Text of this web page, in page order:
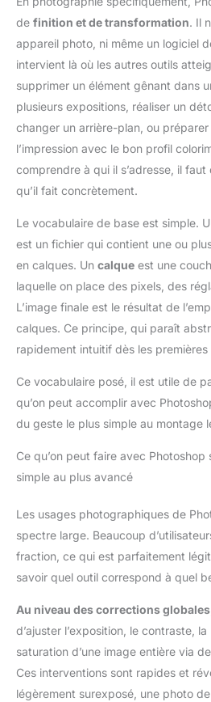
de finition et de transformation. Il
appareil photo, ni même un logiciel
intervient là où les autres outils
supprimer un élément gênant dans
plusieurs expositions, réaliser un
changer un arrière-plan, ou
l’impression avec le bon profil
comprendre à qui il s’adresse, il
qu’il fait concrètement.
Le vocabulaire de base est simple.
est un fichier qui contient une ou
en calques. Un calque est une
laquelle on place des pixels, des
L’image finale est le résultat de
calques. Ce principe, qui paraît
rapidement intuitif dès les premières
Ce vocabulaire posé, il est utile de
qu’on peut accomplir avec
du geste le plus simple au montage
Ce qu’on peut faire avec
simple au plus avancé
Les usages photographiques de
spectre large. Beaucoup
fraction, ce qui est parfaitement
savoir quel outil correspond à quel
Au niveau des corrections globales
d’ajuster l’exposition, le contraste,
saturation d’une image entière via
Ces interventions sont rapides et
légèrement surexposé, une photo